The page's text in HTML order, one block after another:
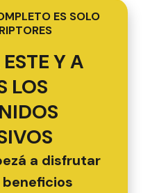
ES SOLO
Y A
LOS
a disfrutar